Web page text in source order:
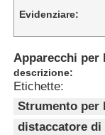
Evidenziare:
Apparecchi
descrizione:
Etichette:
Strumento per
distaccatore di